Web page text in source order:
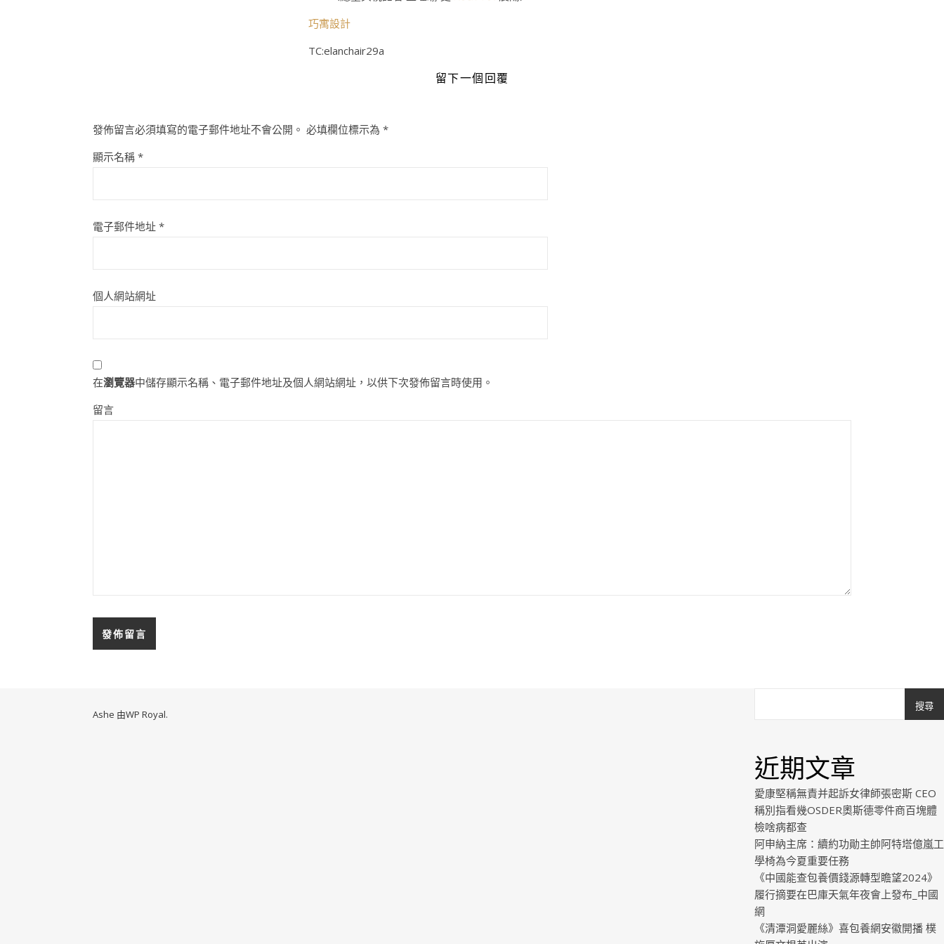
巧寓設計
TC:elanchair29a
留下一個回覆
發佈留言必須填寫的電子郵件地址不會公開。 必填欄位標示為 *
顯示名稱 *
電子郵件地址 *
個人網站網址
在瀏覽器中儲存顯示名稱、電子郵件地址及個人網站網址，以供下次發佈留言時使用。
留言
搜尋
近期文章
愛康堅稱無責并起訴女律師張密斯 CEO
稱別指看幾OSDER奧斯德零件商百塊體
檢啥病都查
阿申納主席：續約功勛主帥阿特塔億嵐工
學椅為今夏重要任務
《中國能查包養價錢源轉型瞻望2024》
履行摘要在巴庫天氣年夜會上發布_中國
網
《清潭洞愛麗絲》喜包養網安徽開播 樸
Ashe 由WP Royal.